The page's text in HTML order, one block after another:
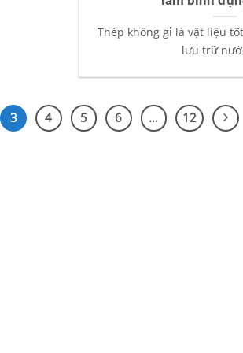
Thép không gỉ là vật liệu
lưu trữ
3 4 5 6 … 12